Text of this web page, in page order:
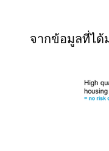
จากข้อมูลที่ได้